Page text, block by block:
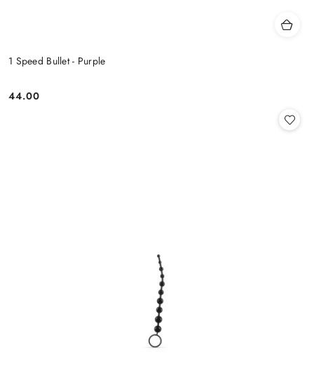
1 Speed Bullet - Purple
Cena:
44.00